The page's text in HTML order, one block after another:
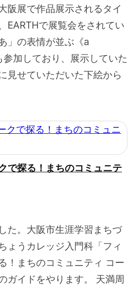
阪展で作品展示されるタイ
EARTHで展覧会をされてい
」の表情が並ぶ《a
加しており、展示していた
見せていただいた下絵から
で探る！まちのコミュニテ
た。大阪市生涯学習まちづ
ょうカレッジ入門科「フィ
！まちのコミュニティ コー
ガイドをやります。 天満周